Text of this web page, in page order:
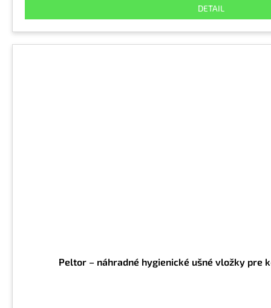
DETAIL
Peltor – náhradné hygienické ušné vložky pre